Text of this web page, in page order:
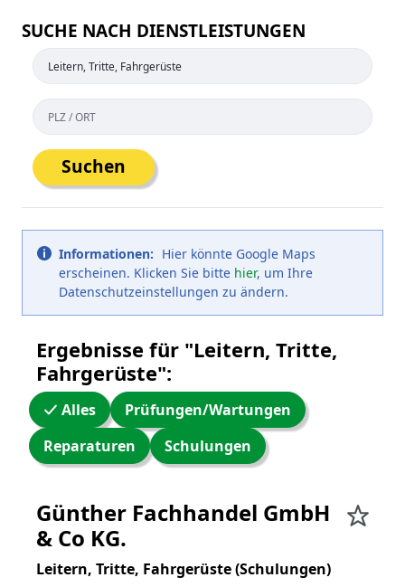
SUCHE NACH DIENSTLEISTUNGEN
Suchen
Informationen: Hier könnte Google Maps
erscheinen. Klicken Sie bitte hier, um Ihre
Datenschutzeinstellungen zu ändern.
Ergebnisse für "Leitern, Tritte,
Fahrgerüste":
Alles
Prüfungen/Wartungen
Reparaturen
Schulungen
Günther Fachhandel GmbH
& Co KG.
Leitern, Tritte, Fahrgerüste (Schulungen)